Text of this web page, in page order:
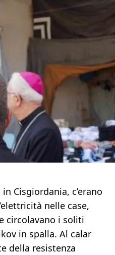
Cisgiordania, c’erano
nelle case,
circolavano i soliti
in spalla. Al calar
della resistenza